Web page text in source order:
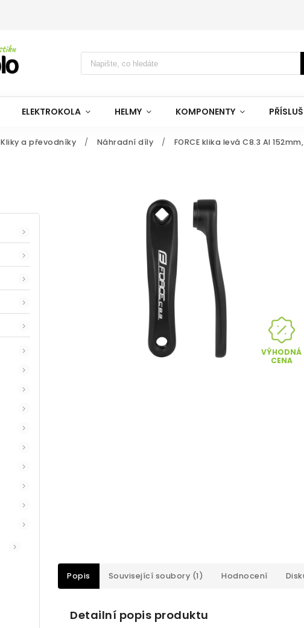
ELEKTROKOLA HELMY KOMPONENTY
Kliky a převodníky / Náhradní díly / FORCE klika levá C8.3 Al
VÝHODNÁ
CENA
Popis Související soubory (1) Hodnocení
Detailní popis produktu